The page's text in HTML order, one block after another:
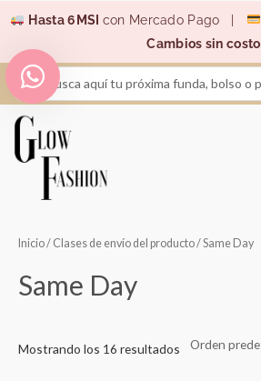
contenido
Hasta 6MSI con Mercado Pago |
Cambios sin costo
Search
...
Inicio/ Clases de envío del producto / Same Day
Same Day
Mostrando los 16 resultados